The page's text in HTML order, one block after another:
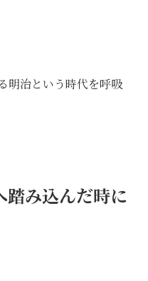
明治という時代を呼吸
踏み込んだ時に